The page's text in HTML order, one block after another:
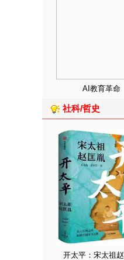
AI教育革命
社科/哲史
开太平：宋太祖